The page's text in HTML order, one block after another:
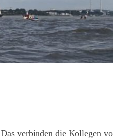
verbinden die Kollegen